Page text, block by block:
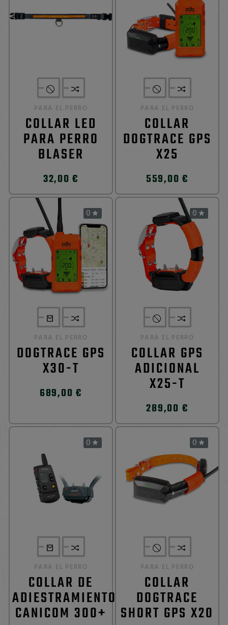
PARA EL PERRO
COLLAR LED
PARA PERRO
BLASER
32,00 €
PARA EL PERRO
COLLAR
DOGTRACE GPS
X25
559,00 €
0 
PARA EL PERRO
DOGTRACE GPS
X30-T
689,00 €
0 
PARA EL PERRO
COLLAR GPS
ADICIONAL
X25-T
289,00 €
0 
PARA EL PERRO
COLLAR DE
ADIESTRAMIENTO
CANICOM 300+
0 
PARA EL PERRO
COLLAR
DOGTRACE
SHORT GPS X20